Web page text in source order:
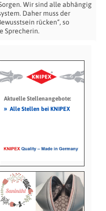
Wir sind alle abhängig
Daher muss der
rücken“, so
Sprecherin.
Aktuelle Stellenangebote:
» Alle Stellen bei KNIPEX